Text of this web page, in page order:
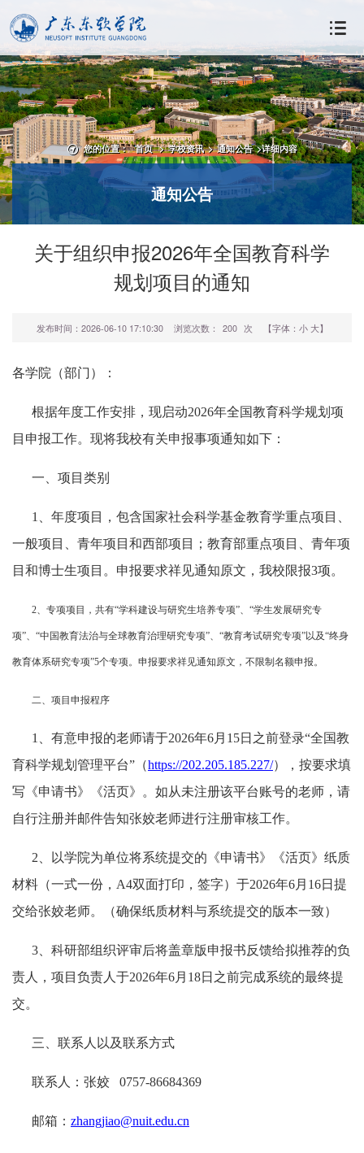
您的位置： 首页 > 学校资讯 > 通知公告 >详细内容
通知公告
关于组织申报2026年全国教育科学
规划项目的通知
发布时间：2026-06-10 17:10:30 浏览次数： 200 次 【字体： 小 大】
各学院（部门）：
根据年度工作安排，现启动2026年全国教育科学规划项
目申报工作。现将我校有关申报事项通知如下：
一、项目类别
1、年度项目，包含国家社会科学基金教育学重点项目、
一般项目、青年项目和西部项目；教育部重点项目、青年项
目和博士生项目。申报要求祥见通知原文，我校限报3项。
2、 专项项目，共有“学科建设与研究生培养专项”、 “学生发展研究专
项”、 “中国教育法治与全球教育治理研究专项”、 “教育考试研究专项”以及“终身
教育体系研究专项”5个专项。申报要求祥见通知原文， 不限制名额申报。
二、项目申报程序
1、有意申报的老师请于2026年6月15日之前登录“全国教
育科学规划管理平台”（https://202.205.185.227/），按要求填
写《申请书》《活页》。如从未注册该平台账号的老师，请
自行注册并邮件告知张姣老师进行注册审核工作。
2、以学院为单位将系统提交的《申请书》《活页》纸质
材料（一式一份，A4双面打印，签字）于2026年6月16日提
交给张姣老师。（确保纸质材料与系统提交的版本一致）
3、科研部组织评审后将盖章版申报书反馈给拟推荐的负
责人，项目负责人于2026年6月18日之前完成系统的最终提
交。
三、联系人以及联系方式
联系人：张姣 0757-86684369
邮箱： zhangjiao@nuit.edu.cn